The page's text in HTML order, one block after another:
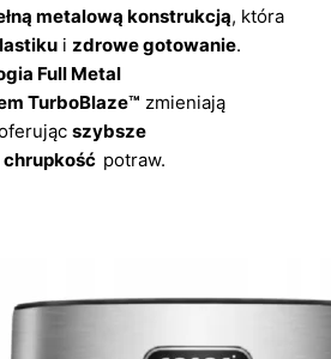
metalową konstrukcją, która
i zdrowe gotowanie.
Full Metal
TurboBlaze™ zmieniają
szybsze
potraw.